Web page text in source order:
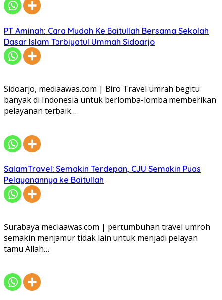
PT Aminah: Cara Mudah Ke Baitullah Bersama Sekolah
Dasar Islam Tarbiyatul Ummah Sidoarjo
Sidoarjo, mediaawas.com | Biro Travel umrah begitu
banyak di Indonesia untuk berlomba-lomba memberikan
pelayanan terbaik…
SalamTravel: Semakin Terdepan, CJU Semakin Puas
Pelayanannya ke Baitullah
Surabaya mediaawas.com | pertumbuhan travel umroh
semakin menjamur tidak lain untuk menjadi pelayan
tamu Allah…